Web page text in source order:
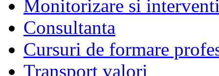
Monitorizare si
Consultanta
Cursuri de formare
Transport valori